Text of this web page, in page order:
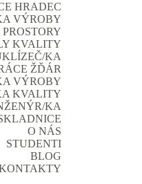
HRADEC
VÝROBY
KVALITY
KA
ŽĎÁR
VÝROBY
KVALITY
KA
O NÁS
STUDENTI
BLOG